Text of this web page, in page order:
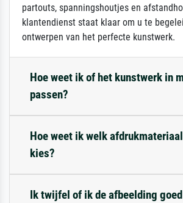
partouts, spanningshoutjes en
klantendienst staat klaar om u te
ontwerpen van het perfecte kunstwerk.
Hoe weet ik of het kunstwerk in
passen?
Hoe weet ik welk
kies?
Ik twijfel of ik de afbeelding